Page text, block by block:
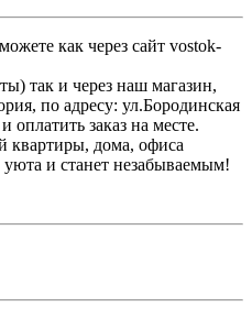
как через сайт vostok-
так и через наш магазин,
по адресу: ул.Бородинская
заказ на месте.
квартиры, дома, офиса
и станет незабываемым!